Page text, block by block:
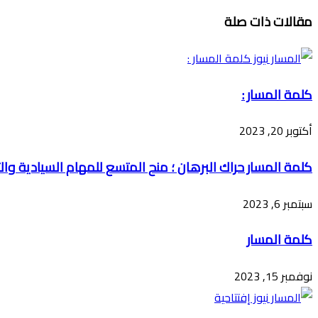
عبر
البريد
مقالات ذات صلة
كلمة المسار :
أكتوبر 20, 2023
كلمة المسار حراك البرهان ؛ منح المتسع للمهام السيادية
سبتمبر 6, 2023
كلمة المسار
نوفمبر 15, 2023